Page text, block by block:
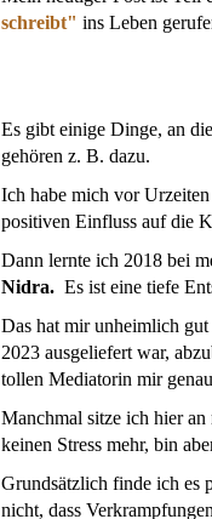
schreibt" ins Leben
Es gibt einige Dinge, an
gehören z. B. dazu.
Ich habe mich vor
positiven Einfluss auf die
Dann lernte ich 2018 bei
Nidra. Es ist eine tiefe
Das hat mir unheimlich
2023 ausgeliefert war,
tollen Mediatorin mir
Manchmal sitze ich hier
keinen Stress mehr, bin
Grundsätzlich finde ich es
nicht, dass